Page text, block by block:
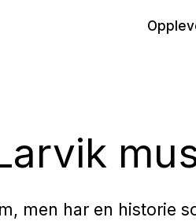
men har en historie